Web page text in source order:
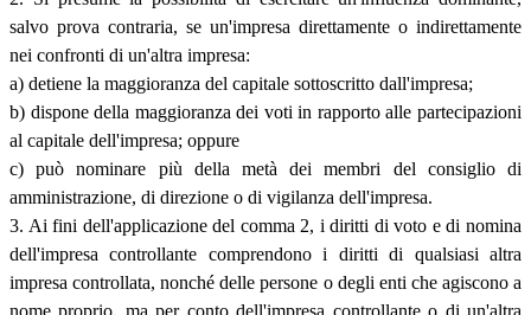
salvo prova contraria, se un'impresa direttamente o indirettamente
nei confronti di un'altra impresa:
a) detiene la maggioranza del capitale sottoscritto dall'impresa;
b) dispone della maggioranza dei voti in rapporto alle partecipazioni
al capitale dell'impresa; oppure
c) può nominare più della metà dei membri del consiglio di
amministrazione, di direzione o di vigilanza dell'impresa.
3. Ai fini dell'applicazione del comma 2, i diritti di voto e di nomina
dell'impresa controllante comprendono i diritti di qualsiasi altra
impresa controllata, nonché delle persone o degli enti che agiscono a
nome proprio, ma per conto dell'impresa controllante o di un'altra